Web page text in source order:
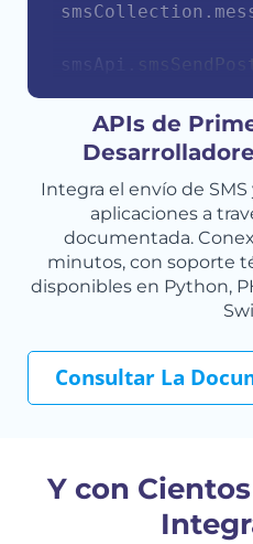
smsCollection .
smsApi
catch (function
    console
.error
APIs de
Integra el envío de
aplicaciones a
documentada.
minutos, con soporte
disponibles en Python,
Consultar La
Y con